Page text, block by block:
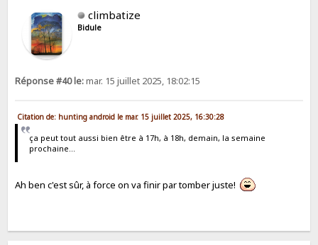
climbatize
Bidule
Réponse #40 le:mar. 15 juillet 2025, 18:02:15
Citation de: hunting android le mar. 15 juillet 2025, 16:30:28
ça peut tout aussi bien être à 17h, à 18h, demain, la semaine
prochaine...
Ah ben c'est sûr, à force on va finir par tomber juste!